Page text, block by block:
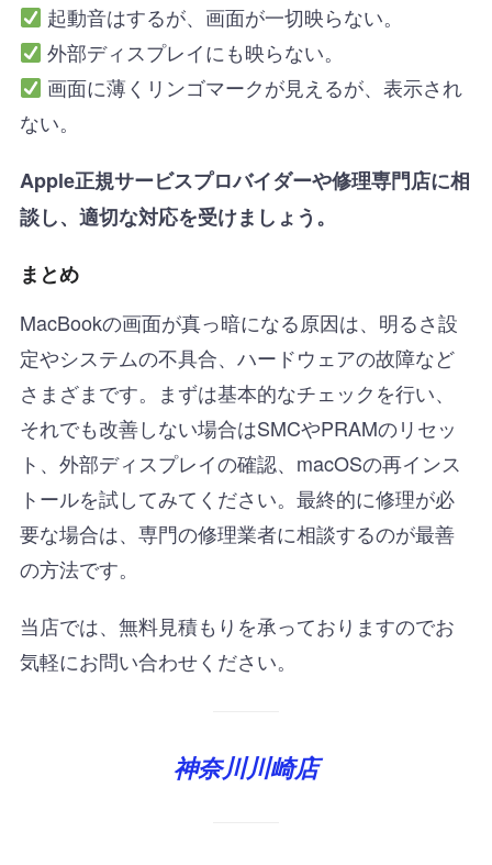
起動音はするが、画面が一切映らない。
外部ディスプレイにも映らない。
画面に薄くリンゴマークが見えるが、表示され
ない。
Apple正規サービスプロバイダーや修理専門店に相
談し、適切な対応を受けましょう。
まとめ
MacBookの画面が真っ暗になる原因は、明るさ設
定やシステムの不具合、ハードウェアの故障など
さまざまです。まずは基本的なチェックを行い、
それでも改善しない場合はSMCやPRAMのリセッ
ト、外部ディスプレイの確認、macOSの再インス
トールを試してみてください。最終的に修理が必
要な場合は、専門の修理業者に相談するのが最善
の方法です。
当店では、無料見積もりを承っておりますのでお
気軽にお問い合わせください。
神奈川川崎店